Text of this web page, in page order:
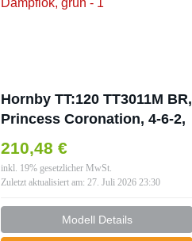
Hornby TT:120 TT3011M BR,
Princess Coronation, 4-6-2,
46232, „Duchess of
Montrose“ – Lokomotive
der 4. Ära – Dampflok, grün
210,48 €
inkl. 19% gesetzlicher MwSt.
Zuletzt aktualisiert am: 27. Juli 2026 23:30
Modell Details